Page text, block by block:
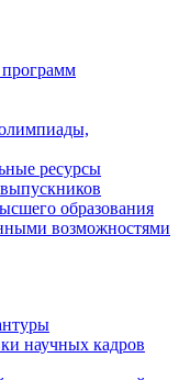
программ
ресурсы
образования
возможностями
научных кадров